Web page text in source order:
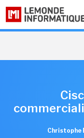
Christophe